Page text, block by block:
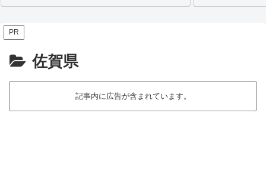
PR
佐賀県
記事内に広告が含まれています。